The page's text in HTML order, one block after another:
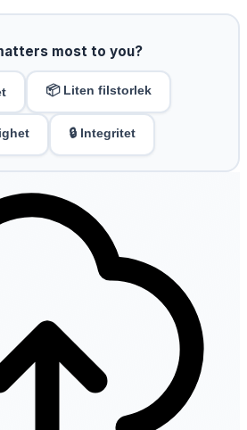
most to you?
📦 Liten filstorlek
🔒 Integritet